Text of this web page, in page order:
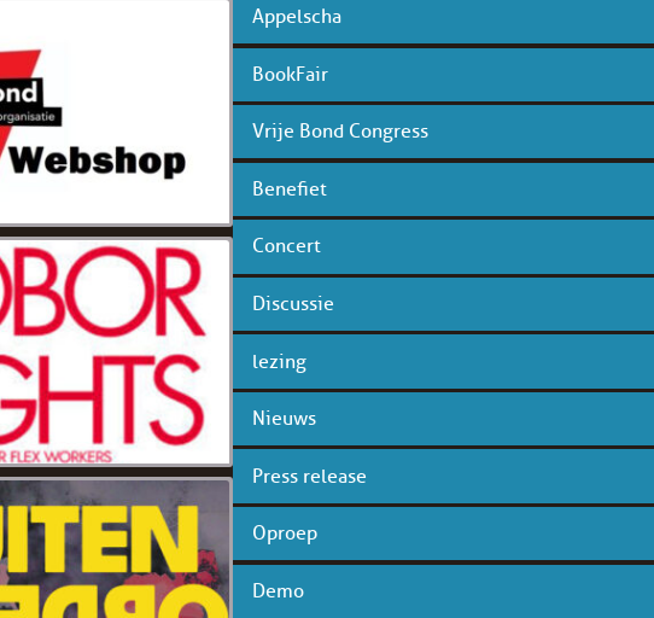
Appelscha
BookFair
Vrije Bond Congress
Benefiet
Concert
Discussie
lezing
Nieuws
Press release
Oproep
Demo